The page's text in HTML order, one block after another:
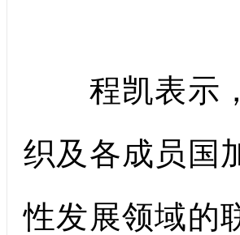
程凯表示，
织及各成员国
性发展领域的